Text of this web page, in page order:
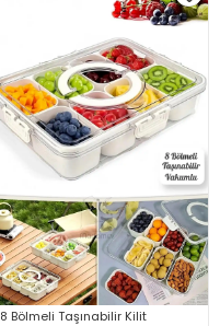
8 Bölmeli Taşınabilir Kilit